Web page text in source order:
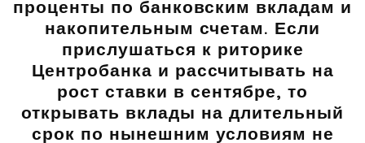
проценты по банковским вкладам и
накопительным счетам. Если
прислушаться к риторике
Центробанка и рассчитывать на
рост ставки в сентябре, то
открывать вклады на длительный
срок по нынешним условиям не